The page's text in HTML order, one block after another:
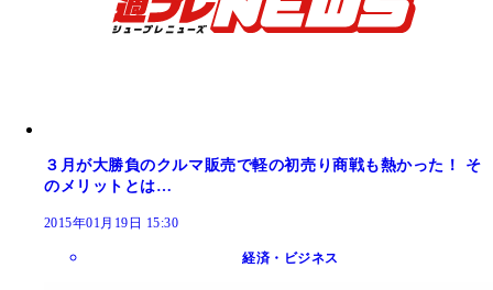
３月が大勝負のクルマ販売で軽の初売り商戦も熱かった！ そ
のメリットとは…
2015年01月19日 15:30
経済・ビジネス